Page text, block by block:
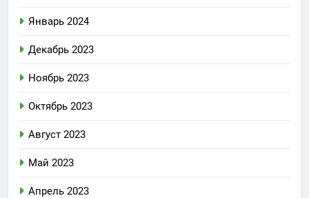
Январь 2024
Декабрь 2023
Ноябрь 2023
Октябрь 2023
Август 2023
Май 2023
Апрель 2023